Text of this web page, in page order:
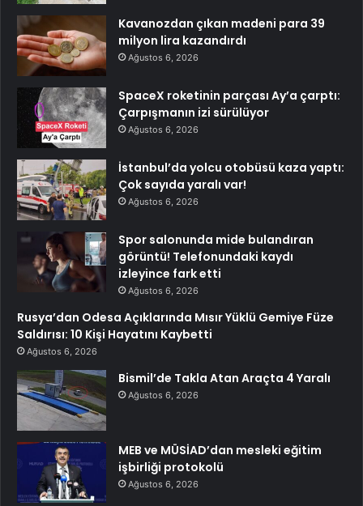
Kavanozdan çıkan madeni para 39
milyon lira kazandırdı
Ağustos 6, 2026
SpaceX roketinin parçası Ay’a çarptı:
Çarpışmanın izi sürülüyor
Ağustos 6, 2026
İstanbul’da yolcu otobüsü kaza yaptı:
Çok sayıda yaralı var!
Ağustos 6, 2026
Spor salonunda mide bulandıran
görüntü! Telefonundaki kaydı
izleyince fark etti
Ağustos 6, 2026
Rusya’dan Odesa Açıklarında Mısır Yüklü Gemiye Füze
Saldırısı: 10 Kişi Hayatını Kaybetti
Ağustos 6, 2026
Bismil’de Takla Atan Araçta 4 Yaralı
Ağustos 6, 2026
MEB ve MÜSİAD’dan mesleki eğitim
işbirliği protokolü
Ağustos 6, 2026